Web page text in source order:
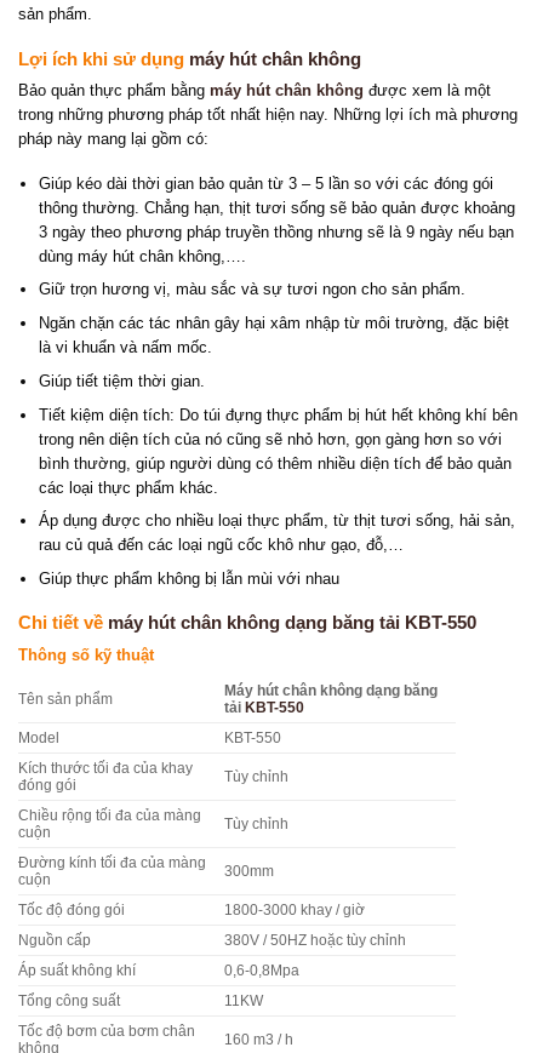
sản phẩm.
Lợi ích khi sử dụng máy hút chân không
Bảo quản thực phẩm bằng máy hút chân không được xem là một
trong những phương pháp tốt nhất hiện nay. Những lợi ích mà phương
pháp này mang lại gồm có:
Giúp kéo dài thời gian bảo quản từ 3 – 5 lần so với các đóng gói
thông thường. Chẳng hạn, thịt tươi sống sẽ bảo quản được khoảng
3 ngày theo phương pháp truyền thồng nhưng sẽ là 9 ngày nếu bạn
dùng máy hút chân không,….
Giữ trọn hương vị, màu sắc và sự tươi ngon cho sản phẩm.
Ngăn chặn các tác nhân gây hại xâm nhập từ môi trường, đặc biệt
là vi khuẩn và nấm mốc.
Giúp tiết tiệm thời gian.
Tiết kiệm diện tích: Do túi đựng thực phẩm bị hút hết không khí bên
trong nên diện tích của nó cũng sẽ nhỏ hơn, gọn gàng hơn so với
bình thường, giúp người dùng có thêm nhiều diện tích để bảo quản
các loại thực phẩm khác.
Áp dụng được cho nhiều loại thực phẩm, từ thịt tươi sống, hải sản,
rau củ quả đến các loại ngũ cốc khô như gạo, đỗ,…
Giúp thực phẩm không bị lẫn mùi với nhau
Chi tiết về máy hút chân không dạng băng tải KBT-550
Thông số kỹ thuật
Tên sản phẩm
Máy hút chân không dạng băng
tải KBT-550
Model KBT-550
Kích thước tối đa của khay
đóng gói
Tùy chỉnh
Chiều rộng tối đa của màng
cuộn
Tùy chỉnh
Đường kính tối đa của màng
cuộn
300mm
Tốc độ đóng gói 1800-3000 khay / giờ
Nguồn cấp 380V / 50HZ hoặc tùy chỉnh
Áp suất không khí 0,6-0,8Mpa
Tổng công suất 11KW
Tốc độ bơm của bơm chân
không
160 m3 / h